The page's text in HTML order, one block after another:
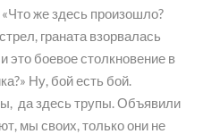
же здесь произошло?
граната взорвалась
это боевое столкновение в
Ну, бой есть бой.
да здесь трупы. Объявили
мы своих, только они не